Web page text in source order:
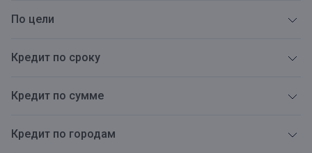
По цели
Кредит по сроку
Кредит по сумме
Кредит по городам